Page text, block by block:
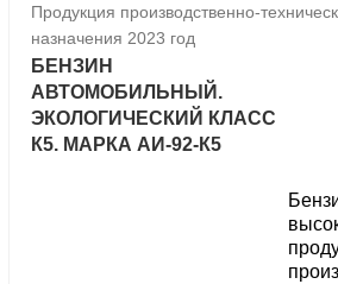
Продукция производственно-
назначения 2023 год
БЕНЗИН
АВТОМОБИЛЬНЫЙ.
ЭКОЛОГИЧЕСКИЙ КЛАСС
К5. МАРКА АИ-92-К5